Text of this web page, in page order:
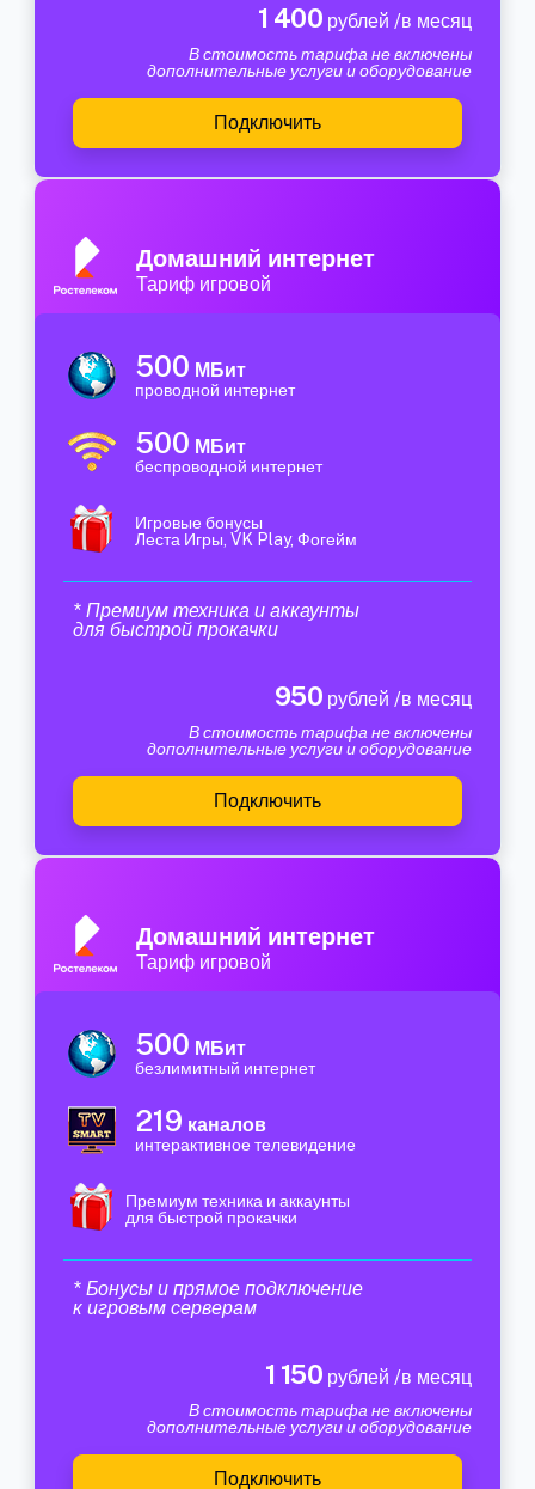
1 400 рублей /в месяц
В стоимость тарифа не включены
дополнительные услуги и оборудование
Подключить
Домашний интернет
Тариф игровой
500 МБит
проводной интернет
500 МБит
беспроводной интернет
Игровые бонусы
Леста Игры, VK Play, Фогейм
* Премиум техника и аккаунты
для быстрой прокачки
950 рублей /в месяц
В стоимость тарифа не включены
дополнительные услуги и оборудование
Подключить
Домашний интернет
Тариф игровой
500 МБит
безлимитный интернет
219 каналов
интерактивное телевидение
Премиум техника и аккаунты
для быстрой прокачки
* Бонусы и прямое подключение
к игровым серверам
1 150 рублей /в месяц
В стоимость тарифа не включены
дополнительные услуги и оборудование
Подключить